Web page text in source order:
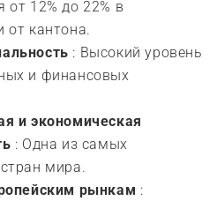
от 12% до 22% в
от кантона.
: Высокий уровень
и финансовых
и экономическая
: Одна из самых
мира.
рынкам :